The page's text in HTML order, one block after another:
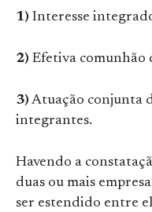
1) Interesse
2) Efetiva comunhão
3) Atuação conjunta
integrantes.
Havendo a
duas ou mais
ser estendido entre